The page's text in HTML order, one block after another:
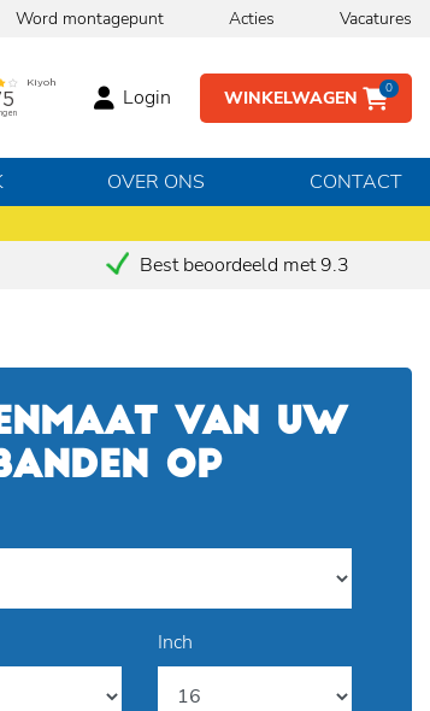
Word montagepunt Acties Vacatures
WINKELWAGEN 0
Login
OVER ONS CONTACT
Best beoordeeld met 9.3
VAN UW
OP
Inch